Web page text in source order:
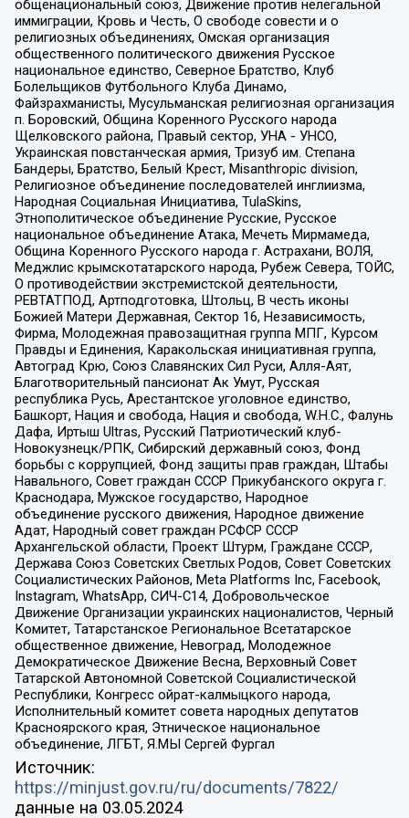
общенациональный союз, Движение против нелегальной
иммиграции, Кровь и Честь, О свободе совести и о
религиозных объединениях, Омская организация
общественного политического движения Русское
национальное единство, Северное Братство, Клуб
Болельщиков Футбольного Клуба Динамо,
Файзрахманисты, Мусульманская религиозная организация
п. Боровский, Община Коренного Русского народа
Щелковского района, Правый сектор, УНА - УНСО,
Украинская повстанческая армия, Тризуб им. Степана
Бандеры, Братство, Белый Крест, Misanthropic division,
Религиозное объединение последователей инглиизма,
Народная Социальная Инициатива, TulaSkins,
Этнополитическое объединение Русские, Русское
национальное объединение Атака, Мечеть Мирмамеда,
Община Коренного Русского народа г. Астрахани, ВОЛЯ,
Меджлис крымскотатарского народа, Рубеж Севера, ТОЙС,
О противодействии экстремистской деятельности,
РЕВТАТПОД, Артподготовка, Штольц, В честь иконы
Божией Матери Державная, Сектор 16, Независимость,
Фирма, Молодежная правозащитная группа МПГ, Курсом
Правды и Единения, Каракольская инициативная группа,
Автоград Крю, Союз Славянских Сил Руси, Алля-Аят,
Благотворительный пансионат Ак Умут, Русская
республика Русь, Арестантское уголовное единство,
Башкорт, Нация и свобода, Нация и свобода, W.H.С., Фалунь
Дафа, Иртыш Ultras, Русский Патриотический клуб-
Новокузнецк/РПК, Сибирский державный союз, Фонд
борьбы с коррупцией, Фонд защиты прав граждан, Штабы
Навального, Совет граждан СССР Прикубанского округа г.
Краснодара, Мужское государство, Народное
объединение русского движения, Народное движение
Адат, Народный совет граждан РСФСР СССР
Архангельской области, Проект Штурм, Граждане СССР,
Держава Союз Советских Светлых Родов, Совет Советских
Социалистических Районов, Meta Platforms Inc, Facebook,
Instagram, WhatsApp, СИЧ-С14, Добровольческое
Движение Организации украинских националистов, Черный
Комитет, Татарстанское Региональное Всетатарское
общественное движение, Невоград, Молодежное
Демократическое Движение Весна, Верховный Совет
Татарской Автономной Советской Социалистической
Республики, Конгресс ойрат-калмыцкого народа,
Исполнительный комитет совета народных депутатов
Красноярского края, Этническое национальное
объединение, ЛГБТ, Я.МЫ Сергей Фургал
Источник:
https://minjust.gov.ru/ru/documents/7822/
данные на 03.05.2024